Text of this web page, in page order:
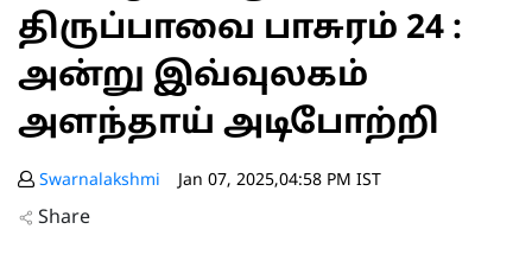
திருப்பாவை பாசுரம் 24 :
அன்று இவ்வுலகம்
அளந்தாய் அடிபோற்றி
Swarnalakshmi Jan 07, 2025,04:58 PM IST
Share